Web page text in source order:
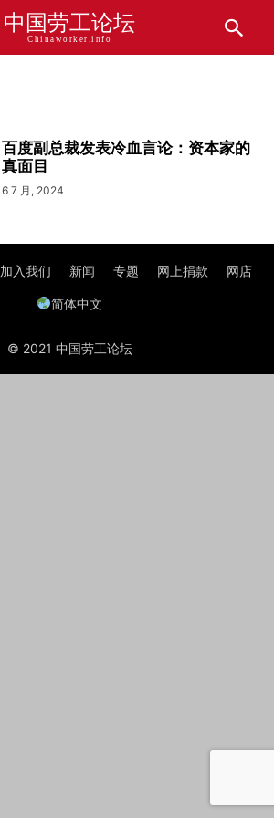
中国劳工论坛
Chinaworker.info
百度副总裁发表冷血言论：资本家的
真面目
6 7 月, 2024
加入我们 新闻 专题 网上捐款 网店
简体中文
© 2021 中国劳工论坛